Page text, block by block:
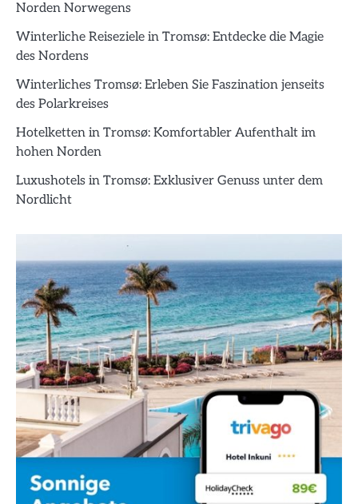
Norden Norwegens
Winterliche Reiseziele in Tromsø: Entdecke die Magie
des Nordens
Winterliches Tromsø: Erleben Sie Faszination jenseits
des Polarkreises
Hotelketten in Tromsø: Komfortabler Aufenthalt im
hohen Norden
Luxushotels in Tromsø: Exklusiver Genuss unter dem
Nordlicht